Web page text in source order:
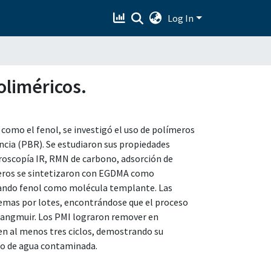
Log In
el fenol, se investigó el uso de polímeros
(PBR). Se estudiaron sus propiedades
IR, RMN de carbono, adsorción de
se sintetizaron con EGDMA como
fenol como molécula templante. Las
por lotes, encontrándose que el proceso
Los PMI lograron remover en
al menos tres ciclos, demostrando su
agua contaminada.